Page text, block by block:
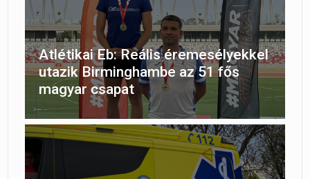
Atlétikai Eb: Reális éremesélyekkel
utazik Birminghambe az 51 fős
magyar csapat